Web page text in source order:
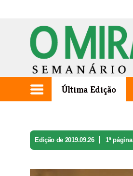
Última Edição
Edição de 2019.09.26 1ª página